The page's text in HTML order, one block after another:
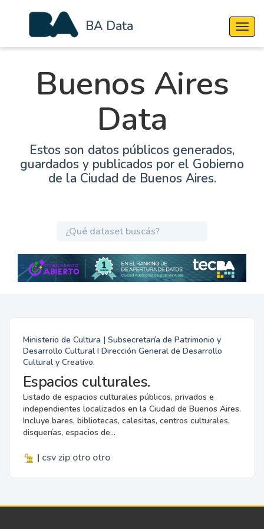
BA Data
Buenos Aires
Data
Estos son datos públicos generados,
guardados y publicados por el Gobierno
de la Ciudad de Buenos Aires.
Ministerio de Cultura | Subsecretaría de Patrimonio y
Desarrollo Cultural I Dirección General de Desarrollo
Cultural y Creativo.
Espacios culturales.
Listado de espacios culturales públicos, privados e
independientes localizados en la Ciudad de Buenos Aires.
Incluye bares, bibliotecas, calesitas, centros culturales,
disquerías, espacios de...
| csv zip otro otro